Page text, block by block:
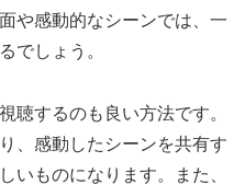
や感動的なシーンでは、一
でしょう。
聴するのも良い方法です。
、感動したシーンを共有す
いものになります。また、